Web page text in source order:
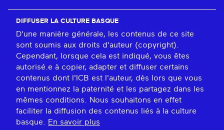
DIFFUSER LA CULTURE BASQUE
D'une manière générale, les contenus de ce site
sont soumis aux droits d'auteur (copyright).
Cependant, lorsque cela est indiqué, vous êtes
autorisé.e à copier, adapter et diffuser certains
contenus dont l'ICB est l'auteur, dès lors que vous
en mentionnez la paternité et les partagez dans les
mêmes conditions. Nous souhaitons en effet
faciliter la diffusion des contenus liés à la culture
basque.
En savoir plus